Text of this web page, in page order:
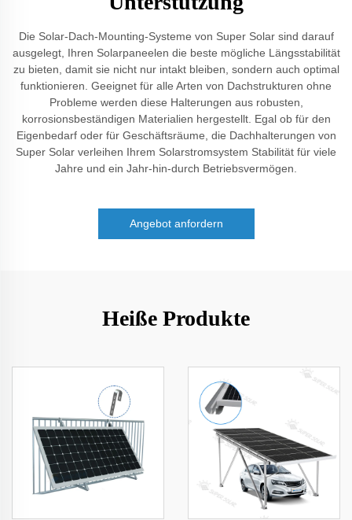
Die Solar-Dach-Mounting-Systeme von Super Solar sind darauf
ausgelegt, Ihren Solarpaneelen die beste mögliche Längsstabilität
zu bieten, damit sie nicht nur intakt bleiben, sondern auch optimal
funktionieren. Geeignet für alle Arten von Dachstrukturen ohne
Probleme werden diese Halterungen aus robusten,
korrosionsbeständigen Materialien hergestellt. Egal ob für den
Eigenbedarf oder für Geschäftsräume, die Dachhalterungen von
Super Solar verleihen Ihrem Solarstromsystem Stabilität für viele
Jahre und ein Jahr-hin-durch Betriebsvermögen.
Angebot anfordern
Heiße Produkte